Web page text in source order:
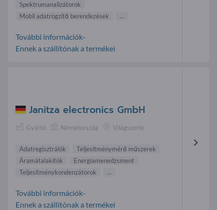
Spektrumanalizátorok
Mobil adatrögzítő berendezések
...
További információk-
Ennek a szállítónak a termékei
Janitza electronics GmbH
Gyártó Németország Világszerte
Adatregisztrálók
Teljesítménymérő műszerek
Áramátalakítók
Energiamenedzsment
Teljesítménykondenzátorok
...
További információk-
Ennek a szállítónak a termékei